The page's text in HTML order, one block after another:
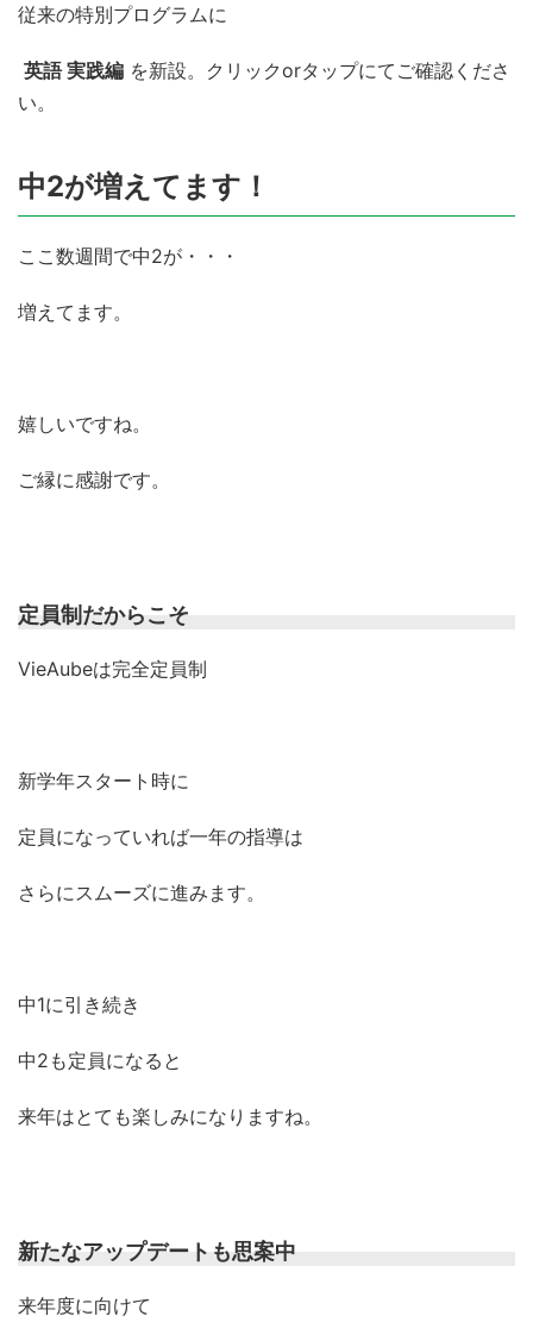
従来の特別プログラムに
英語 実践編 を新設。クリックorタップにてご確認くださ
い。
中2が増えてます！
ここ数週間で中2が・・・
増えてます。
嬉しいですね。
ご縁に感謝です。
定員制だからこそ
VieAubeは完全定員制
新学年スタート時に
定員になっていれば一年の指導は
さらにスムーズに進みます。
中1に引き続き
中2も定員になると
来年はとても楽しみになりますね。
新たなアップデートも思案中
来年度に向けて